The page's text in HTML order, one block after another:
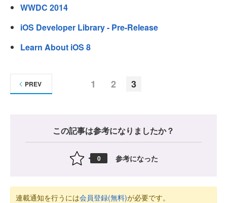
WWDC 2014
iOS Developer Library - Pre-Release
Learn About iOS 8
1 2 3
PREV
この記事は参考になりましたか？
0 参考になった
連載通知を行うには会員登録(無料)が必要です。